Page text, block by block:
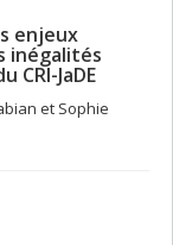
enjeux
inégalités
CRI-JaDE
et Sophie